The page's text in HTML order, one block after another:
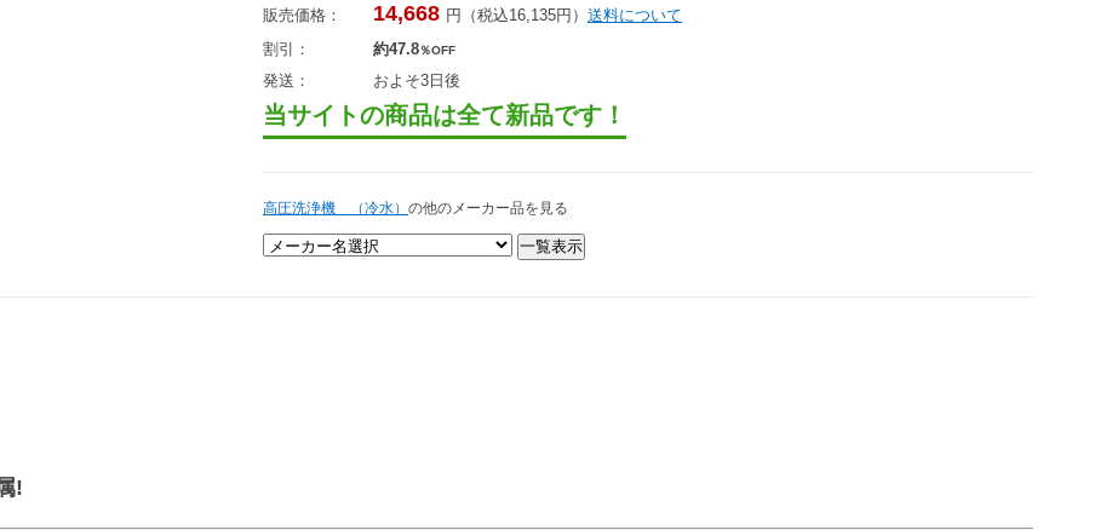
販売価格： 14,668 円（税込16,135円） 送料について
割引：
約47.8％OFF
発送： およそ3日後
当サイトの商品は全て新品です！
高圧洗浄機 （冷水） の他のメーカー品を見る
!